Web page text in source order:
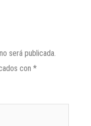
será publicada.
con *